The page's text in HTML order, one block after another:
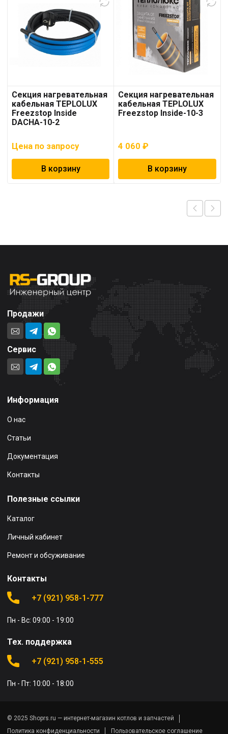
Секция нагревательная
кабельная TEPLOLUX
Freezstop Inside
DACHA-10-2
Цена по запросу
В корзину
Секция нагревательная
кабельная TEPLOLUX
Freezstop Inside-10-3
4 060₽
В корзину
Продажи
Сервис
Информация
О нас
Статьи
Документация
Контакты
Полезные ссылки
Каталог
Личный кабинет
Ремонт и обсуживание
Контакты
+7 (921) 958-1-777
Пн - Вс: 09:00 - 19:00
Тех. поддержка
+7 (921) 958-1-555
Пн - Пт: 10:00 - 18:00
© 2025 Shoprs.ru — интернет-магазин котлов и запчастей
Политика конфиденциальности
Пользовательское соглашение